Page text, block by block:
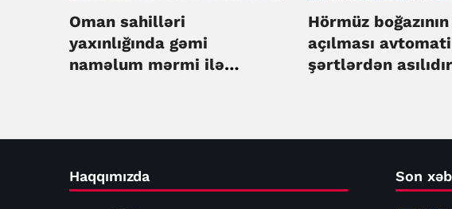
Oman sahilləri
yaxınlığında gəmi
naməlum mərmi ilə
Hörmüz
açılması
şərtlərdən
Haqqımızda Son